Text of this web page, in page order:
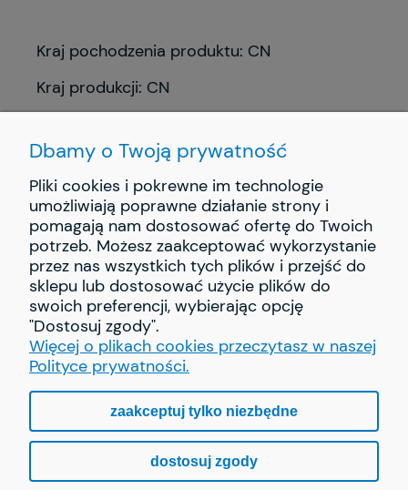
Kraj pochodzenia produktu: CN
Kraj produkcji: CN
INFORMACJE
PŁATNOŚCI I DOSTAWA
O NAS
Dbamy o Twoją prywatność
Pliki cookies i pokrewne im technologie
umożliwiają poprawne działanie strony i
pomagają nam dostosować ofertę do Twoich
potrzeb. Możesz zaakceptować wykorzystanie
przez nas wszystkich tych plików i przejść do
sklepu lub dostosować użycie plików do
swoich preferencji, wybierając opcję
"Dostosuj zgody".
Więcej o plikach cookies przeczytasz w naszej
Polityce prywatności.
zaakceptuj tylko niezbędne
dostosuj zgody